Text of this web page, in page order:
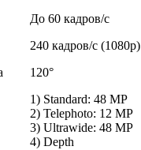
До 60 кадров/c
240 кадров/c (1080p)
120°
1) Standard: 48 MP
2) Telephoto: 12 MP
3) Ultrawide: 48 MP
4) Depth